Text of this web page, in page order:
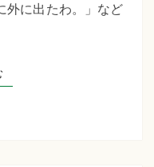
外に出たわ。」など
もっと読む